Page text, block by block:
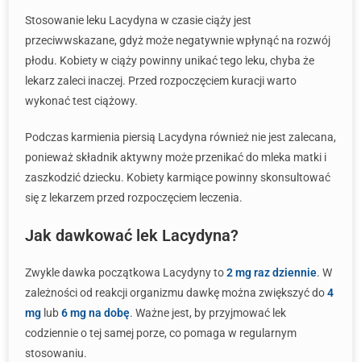
Stosowanie leku Lacydyna w czasie ciąży jest
przeciwwskazane, gdyż może negatywnie wpłynąć na rozwój
płodu. Kobiety w ciąży powinny unikać tego leku, chyba że
lekarz zaleci inaczej. Przed rozpoczęciem kuracji warto
wykonać test ciążowy.
Podczas karmienia piersią Lacydyna również nie jest zalecana,
ponieważ składnik aktywny może przenikać do mleka matki i
zaszkodzić dziecku. Kobiety karmiące powinny skonsultować
się z lekarzem przed rozpoczęciem leczenia.
Jak dawkować lek Lacydyna?
Zwykle dawka początkowa Lacydyny to2 mg raz dziennie. W
zależności od reakcji organizmu dawkę można zwiększyć do4
mg lub6 mg na dobę. Ważne jest, by przyjmować lek
codziennie o tej samej porze, co pomaga w regularnym
stosowaniu.